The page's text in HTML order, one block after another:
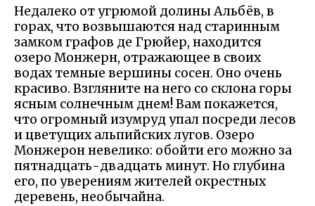
Недалеко от угрюмой долины Альбёв, в
горах, что возвышаются над старинным
замком графов де Грюйер, находится
озеро Монжерн, отражающее в своих
водах темные вершины сосен. Оно очень
красиво. Взгляните на него со склона горы
ясным солнечным днем! Вам покажется,
что огромный изумруд упал посреди лесов
и цветущих альпийских лугов. Озеро
Монжерон невелико: обойти его можно за
пятнадцать-двадцать минут. Но глубина
его, по уверениям жителей окрестных
деревень, необычайна.